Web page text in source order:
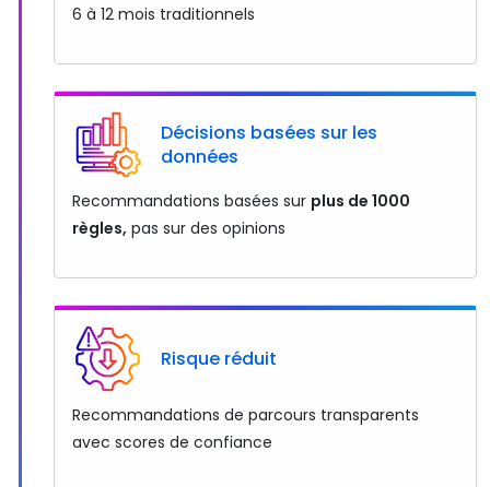
6 à 12 mois traditionnels
Décisions basées sur les
données
Recommandations basées sur plus de 1000
règles, pas sur des opinions
Risque réduit
Recommandations de parcours transparents
avec scores de confiance